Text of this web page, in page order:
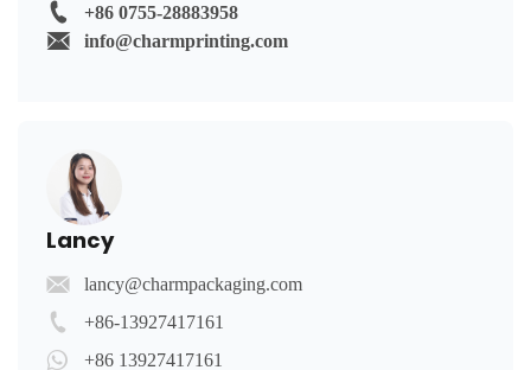
+86 0755-28883958
info@charmprinting.com
Lancy
lancy@charmpackaging.com
+86-13927417161
+86 13927417161